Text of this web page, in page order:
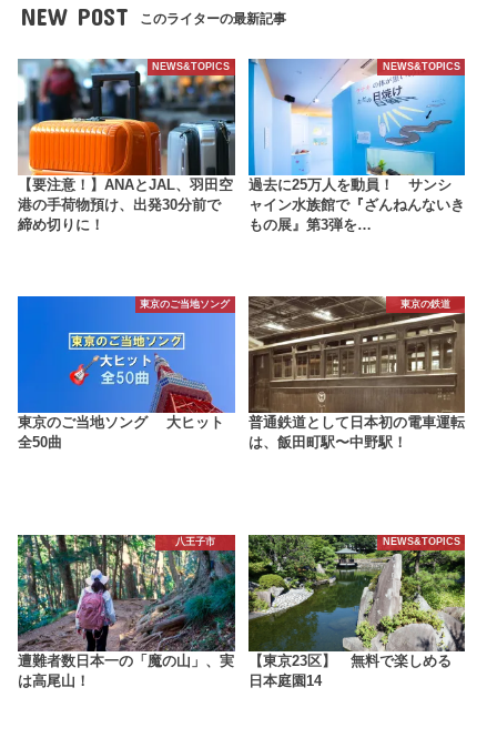
NEW POST このライターの最新記事
NEWS&TOPICS
【要注意！】ANAとJAL、羽田空
港の手荷物預け、出発30分前で
締め切りに！
NEWS&TOPICS
過去に25万人を動員！ サンシ
ャイン水族館で『ざんねんないき
もの展』第3弾を…
東京のご当地ソング
東京のご当地ソング 大ヒット
全50曲
東京の鉄道
普通鉄道として日本初の電車運転
は、飯田町駅〜中野駅！
八王子市
遭難者数日本一の「魔の山」、実
は高尾山！
NEWS&TOPICS
【東京23区】 無料で楽しめる
日本庭園14